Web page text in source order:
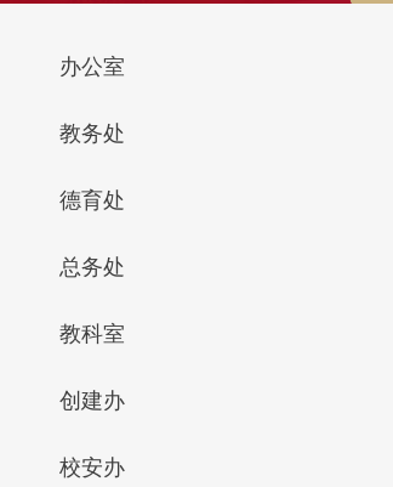
办公室
教务处
德育处
总务处
教科室
创建办
校安办